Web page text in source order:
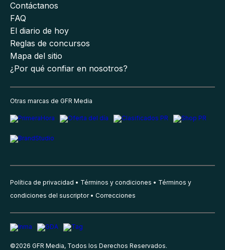
Contáctanos
FAQ
El diario de hoy
Reglas de concursos
Mapa del sitio
¿Por qué confiar en nosotros?
Otras marcas de GFR Media
Política de privacidad Términos y condiciones
Términos y
condiciones del suscriptor
Correcciones
©2026 GFR Media, Todos los Derechos Reservados.